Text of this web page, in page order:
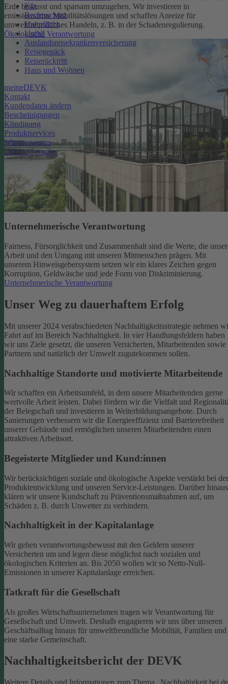
Kfz
Rechtsschutz
Haftpflicht
Unfall
Auslandsreisekrankenversicherung
Reisegepäck
Reiserücktritt
Haus und Wohnen
meineDEVK
Kontakt
Kundendaten ändern
Bescheinigungen
Kündigung
Produktservices
Wissenswertes
Leichte Sprache
Erde bewusst und sparsam umzugehen. Wir investieren in
emissionsarme Mobilitätslösungen und schaffen Anreize für
umweltfreundliches Handeln, z. B. in der Schadenregulierung.
Ökologische Verantwortung
Unternehmerische Verantwortung
Fairness, Fürsorglichkeit und Zusammenhalt sind die Werte, die
Arbeit und den Umgang mit unseren Mitmenschen prägen. Mit
unserem Hinweisgebersystem setzen wir ein klares Zeichen gegen
Korruption, Geldwäsche und jede Form von Diskriminierung.
Unternehmerische Verantwortung
Unser Weg zu dauerhaftem Erfolg
Mit unserer 2024 verabschiedeten Nachhaltigkeitsstrategie nehmen
Fahrt auf im Bereich Nachhaltigkeit. In vier Handlungsfeldern haben
wir uns Ziele gesetzt, die unseren Versicherten, Mitarbeitenden sowie
Partnern und natürlich der Umwelt zugutekommen sollen.
Nachhaltige Standorte und motivierte Mitarbeitende
Wir schaffen ein Arbeitsumfeld, in dem unsere Mitarbeitenden gerne
wertvolle Arbeit leisten. Dabei fördern wir die Vielfalt und
der Belegschaft und investieren in Weiterbildungsangebote. Durch
Sanierungen verbessern wir die Energieeffizienz und Barrierefreiheit
unserer Gebäude und ermöglichen unseren Mitarbeitenden einen
attraktiven Arbeitsort.
Begeisterte Mitglieder und Kund:innen
Wir berücksichtigen soziale und ökologische Aspekte verstärkt bei der
Produktentwicklung und unseren Service-Leistungen. Darüber hinaus
klären wir unsere Kundschaft zu Präventionsmaßnahmen auf, um
Schäden z. B. durch Unwetter zu verhindern.
Nachhaltigkeit in der Kapitalanlage
Wir gehen verantwortungsbewusst mit den Geldern unserer
Versicherten um und legen diese möglichst nach sozialen und
ökologischen Kriterien an. Bis 2050 wollen wir so Netto-Null-
Emissionen in unserer Kapitalanlage erreichen.
Tatkraft für die Gesellschaft
Als großes Wirtschaftsunternehmen tragen wir Verantwortung für
Gesellschaft und Umwelt. Deshalb engagieren wir uns über unseren
Geschäftsalltag hinaus für umweltfreundliche Mobilität, Familien und
eine starke Gemeinschaft.
Nachhaltigkeitsbericht der DEVK